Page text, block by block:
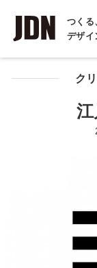
つくる
デザイ
インタビュ
ク